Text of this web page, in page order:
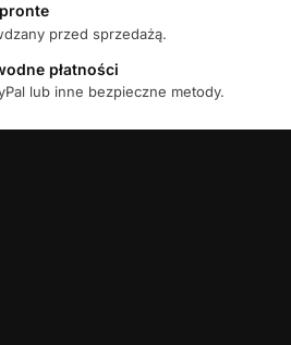
przed sprzedażą.
płatności
lub inne bezpieczne metody.